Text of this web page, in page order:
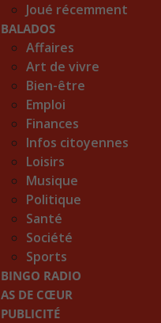
Joué récemment
BALADOS
Affaires
Art de vivre
Bien-être
Emploi
Finances
Infos citoyennes
Loisirs
Musique
Politique
Santé
Société
Sports
BINGO RADIO
AS DE CŒUR
PUBLICITÉ